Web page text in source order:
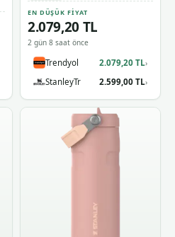
EN DÜŞÜK FIYAT
2.079,20 TL
2 gün 8 saat önce
Trendyol 2.079,20 TL›
StanleyTr 2.599,00 TL›